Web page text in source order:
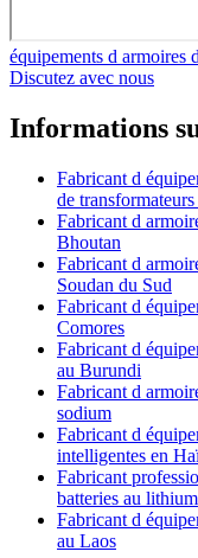
équipements d armoires
Discutez avec nous
Informations
Fabricant d
de
Fabricant d
Bhoutan
Fabricant d
Soudan du Sud
Fabricant d
Comores
Fabricant d
au Burundi
Fabricant d
sodium
Fabricant d
intelligentes en
Fabricant
batteries au lithium
Fabricant d
au Laos